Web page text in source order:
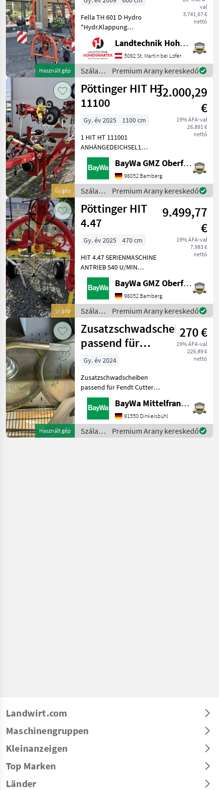
Használt gép
val
3.741,67 €
nettó
Fella TH 601 D Hydro
*Hydr.Klappung
*Gelenkwelle *Warnrafeln
Nachstehend finden Sie
ähnliche Suchbegriffe und
alternative Bezeichnungen
für Kreisler Keywords: Kreis
Landtechnik Hohenwarter GmbH
5092 St. Martin bei Lofer
Szálastakarmány
betakarítók
/ Fella
Premium Arany kereskedő
Új gép
Pöttinger HIT HT
11100
32.000,29
€
19% ÁFA-val
26.891 €
nettó
Gy. év 2025
1100 cm
1 HIT HT 111001
ANHÄNGEDEICHSEL1
ANHÄNGEPOSITION OBEN1
ANTRIEB 540 U/MIN.1
AUSRÜSTUNG 50KM/H1
AUSRÜSTUNG PÖTTINGER1
BEREIFUNG 340/55-161
DURASTAR ZINKE 10 MM1
GELENK
BayWa GMZ Oberfranken
96052 Bamberg
Szálastakarmány
betakarítók
/
Pöttinger
Premium Arany kereskedő
Új gép
Pöttinger HIT
4.47
9.499,77
€
19% ÁFA-val
7.983 €
nettó
Gy. év 2025
470 cm
HIT 4.47 SERIENMASCHINE
ANTRIEB 540 U/MIN
AUSRÜSTUNG PÖTTINGER
DREIPUNKT ANBAU KAT. II
DURASTAR ZINKE 10 MM
GELENKWELLE 1 3/8" 6-
TEILIG WARNTAFELN MIT
BELEUCHTUNGWen
BayWa GMZ Oberfranken
96052 Bamberg
Szálastakarmány
betakarítók
/
Pöttinger
Premium Arany kereskedő
Használt gép
Zusatzschwadscheiben
passend für
Fendt Cutter
270 €
19% ÁFA-val
226,89 €
nettó
Gy. év 2024
Zusatzschwadscheiben
passend für Fendt Cutter
Baujahr 2024 .
Szálastakarmány
betakarítók Kasza
BayWa Mittelfranken
91550 Dinkelsbühl
Szálastakarmány
betakarítók
Premium Arany kereskedő
Landwirt.com
Maschinengruppen
Kleinanzeigen
Top Marken
Länder